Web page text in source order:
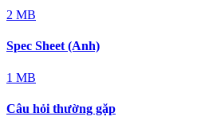
2 MB
Spec Sheet (Anh)
1 MB
Câu hỏi thường gặp